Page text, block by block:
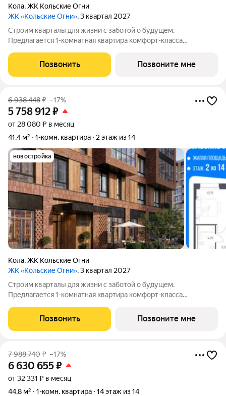
Кола,ЖК Кольские Огни
ЖК «Кольские Огни», 3 квартал 2027
Строим кварталы для жизни с заботой о будущем.
Предлагается 1-комнатная квартира комфорт-класса
6-м этаже, в жилом комплексе "Кольские Огни". Квартиры
сдаются без отделки, а значит, вы легко
Позвонить Позвоните мне
6 938 448₽ –17%
5 758 912₽
от 28 080 ₽ в месяц
41,4 м²
1-комн. квартира 2 этаж из 14
новостройка
Кола,ЖК Кольские Огни
ЖК «Кольские Огни», 3 квартал 2027
Строим кварталы для жизни с заботой о будущем.
Предлагается 1-комнатная квартира комфорт-класса
2-м этаже, в жилом комплексе "Кольские Огни". Квартиры
сдаются без отделки, а значит, вы легко
Позвонить Позвоните мне
7 988 740₽ –17%
6 630 655₽
от 32 331 ₽ в месяц
44,8 м²
1-комн. квартира 14 этаж из 14